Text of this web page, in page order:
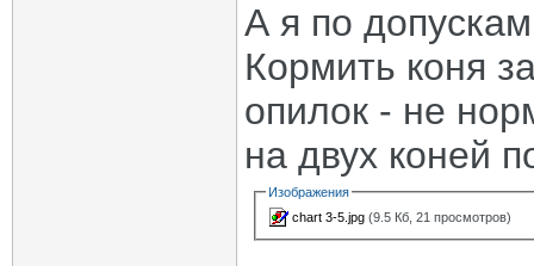
А я по
Кормить коня
опилок - не
на двух коней
Изображения
chart 3-5.jpg (9.5 Кб, 21 просмотров)